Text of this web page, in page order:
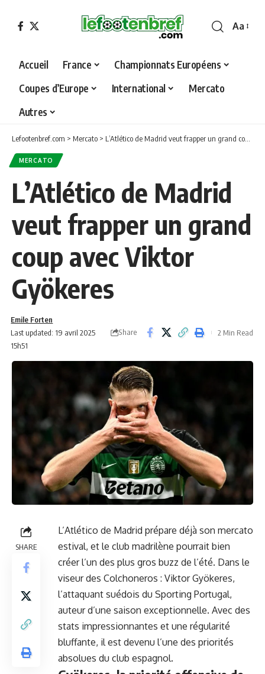
Font
Aa
Accueil France
Championnats Européens
Coupes d’Europe
International
Mercato
Autres
Lefootenbref.com > Mercato > L’Atlético de Madrid veut frapper un grand coup avec Viktor Gyökeres
MERCATO
L’Atlético de Madrid
veut frapper un grand
coup avec Viktor
Gyökeres
Last updated: 19 avril 2025
15h51
Emile Forten
Share
2 Min Read
SHARE
L’Atlético de Madrid prépare déjà son mercato
estival, et le club madrilène pourrait bien
créer l’un des plus gros buzz de l’été. Dans le
viseur des Colchoneros : Viktor Gyökeres,
l’attaquant suédois du Sporting Portugal,
auteur d’une saison exceptionnelle. Avec des
stats impressionnantes et une régularité
bluffante, il est devenu l’une des priorités
absolues du club espagnol.